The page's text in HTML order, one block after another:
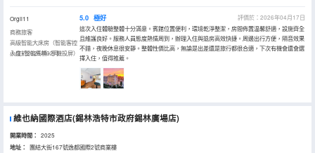
Orgil11
商務旅客
高級智能大床房（智能客控
小度+智能馬桶+手機投屏）
入住於2026年02月
5.0 極好
評價於：2026年04月17日
這次入住體驗整體十分滿意。賓館位置便利，環境乾淨整潔，房間佈置温馨舒適，設施齊全
且維護良好。服務人員態度熱情周到，辦理入住與退房高效快捷。周邊出行方便，隔音效果
不錯，夜晚休息很安靜。整體性價比高，無論是出差還是旅行都很合適，下次有機會還會選
擇入住，值得推薦。
維也納國際酒店(錫林浩特市政府錫林廣場店)
開業時間： 2025
地址：
團結大街167號逸都國際2號商業樓